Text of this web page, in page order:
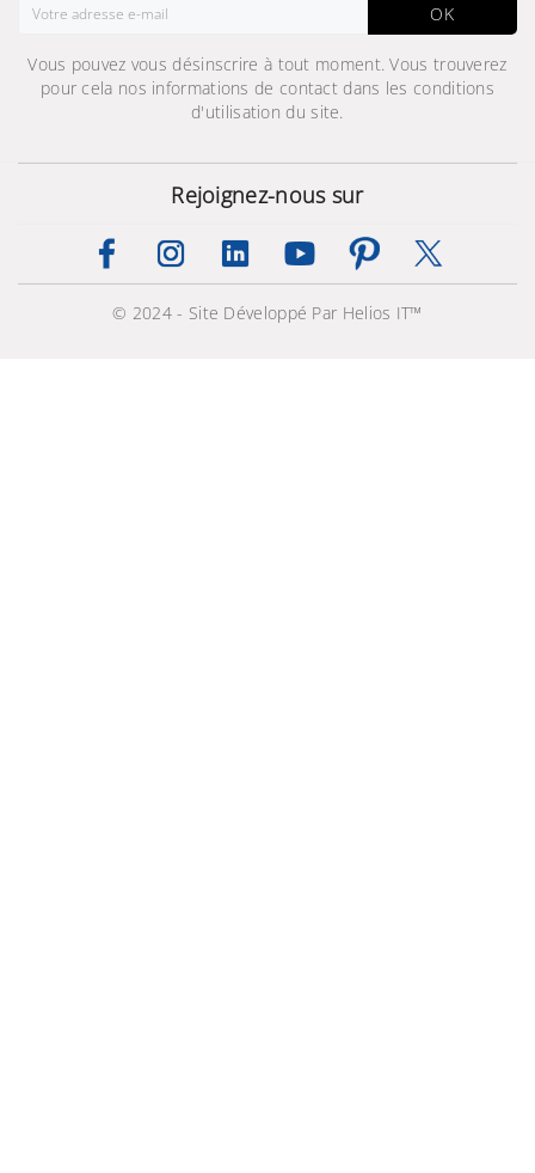
OK
Vous pouvez vous désinscrire à tout moment. Vous trouverez
pour cela nos informations de contact dans les conditions
d'utilisation du site.
Rejoignez-nous sur
© 2024 - Site Développé Par Helios IT™